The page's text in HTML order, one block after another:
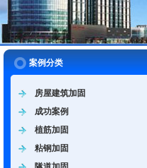
案例分类
房屋建筑加固
成功案例
植筋加固
粘钢加固